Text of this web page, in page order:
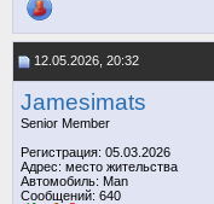
12.05.2026, 20:32
Jamesimats
Senior Member
Регистрация: 05.03.2026
Адрес: место жительства
Автомобиль: Man
Сообщений: 640